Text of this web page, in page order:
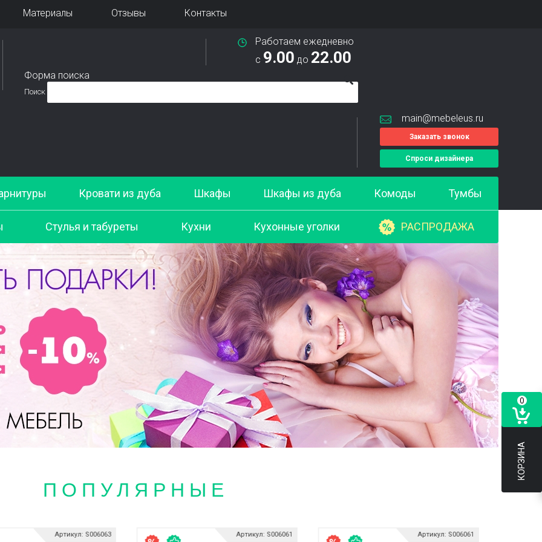
Материалы Отзывы Контакты
Работаем ежедневно
с 9.00 до 22.00
Форма поиска
Поиск
main@mebeleus.ru
Заказать звонок
Спроси дизайнера
Кровати из дуба Шкафы Шкафы из дуба Комоды Тумбы
Стулья и табуреты Кухни Кухонные уголки РАСПРОДАЖА
ПОПУЛЯРНЫЕ
Артикул: S006063 Артикул: S006061 Артикул: S006061
0
КОРЗИНА